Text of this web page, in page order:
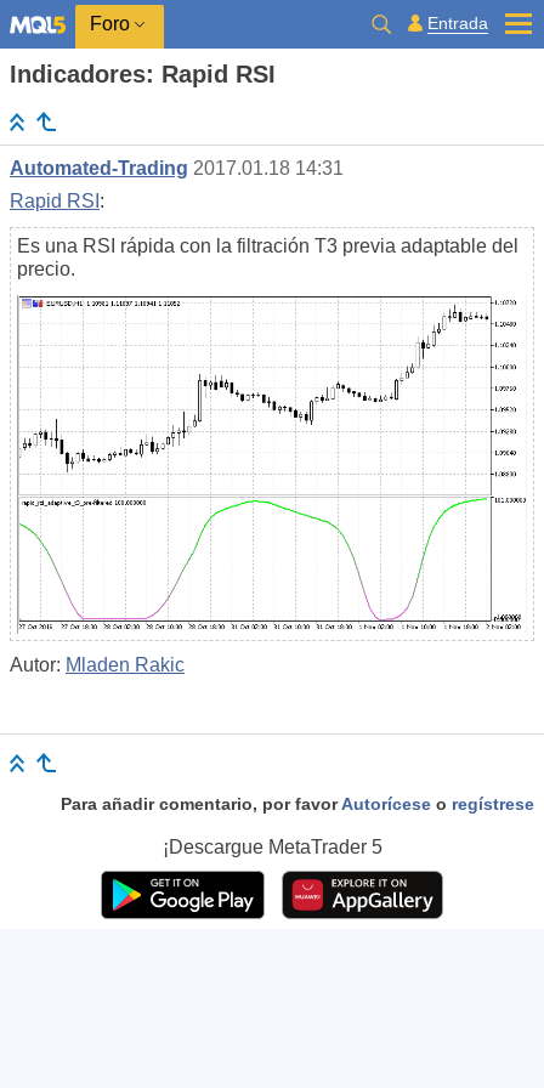
Foro Entrada
Indicadores: Rapid RSI
Automated-Trading 2017.01.18 14:31
Rapid RSI :
Es una RSI rápida con la filtración T3 previa adaptable del
precio.
Autor: Mladen Rakic
Para añadir comentario, por favorAutorícese o regístrese
¡Descargue MetaTrader 5